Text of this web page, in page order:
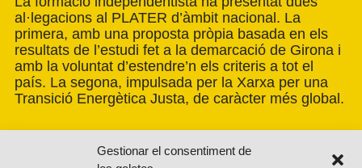
Gestionar el consentiment de
al·legacions al PLATER d’àmbit nacional. La
primera, amb una proposta pròpia basada en els
resultats de l’estudi fet a la demarcació de Girona i
amb la voluntat d’estendre’n els criteris a tot el
país. La segona, impulsada per la Xarxa per una
Transició Energètica Justa, de caràcter més global.